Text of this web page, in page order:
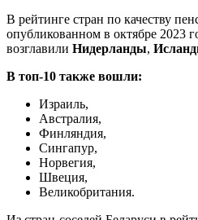
В рейтинге стран по качеству
опубликованном в октябре 2023
возглавили Нидерланды,
В топ-10 также вошли:
Израиль,
Австралия,
Финляндия,
Сингапур,
Норвегия,
Швеция,
Великобритания.